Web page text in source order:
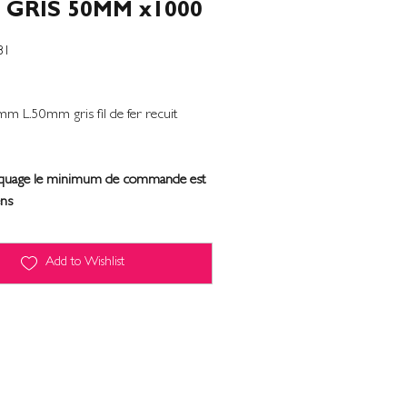
GRIS 50MM x1000
L.50mm gris fil de fer recuit
le minimum de commande est
Add to Wishlist